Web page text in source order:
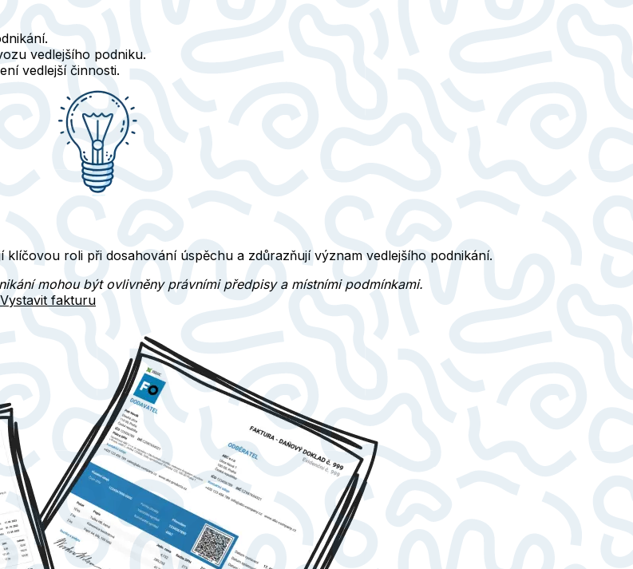
vedlejšího podniku.
vedlejší činnosti.
roli při dosahování úspěchu a zdůrazňují význam vedlejšího podnikání.
mohou být ovlivněny právními předpisy a místními podmínkami.
Vystavit fakturu